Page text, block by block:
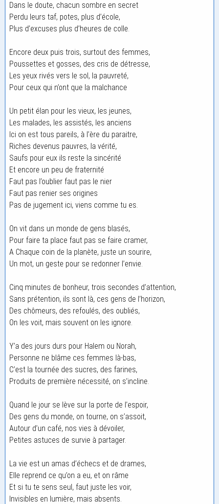
Dans le doute, chacun sombre en secret
Perdu leurs taf, potes, plus d’école,
Plus d’excuses plus d’heures de colle.
Encore deux puis trois, surtout des femmes,
Poussettes et gosses, des cris de détresse,
Les yeux rivés vers le sol, la pauvreté,
Pour ceux qui n’ont que la malchance
Un petit élan pour les vieux, les jeunes,
Les malades, les assistés, les anciens
Ici on est tous pareils, à l’ère du paraitre,
Riches devenus pauvres, la vérité,
Saufs pour eux ils reste la sincérité
Et encore un peu de fraternité
Faut pas l’oublier faut pas le nier
Faut pas renier ses origines
Pas de jugement ici, viens comme tu es.
On vit dans un monde de gens blasés,
Pour faire ta place faut pas se faire cramer,
A Chaque coin de la planète, juste un sourire,
Un mot, un geste pour se redonner l’envie.
Cinq minutes de bonheur, trois secondes d’attention,
Sans prétention, ils sont là, ces gens de l’horizon,
Des chômeurs, des refoulés, des oubliés,
On les voit, mais souvent on les ignore.
Y’a des jours durs pour Halem ou Norah,
Personne ne blâme ces femmes là-bas,
C’est la tournée des sucres, des farines,
Produits de première nécessité, on s’incline.
Quand le jour se lève sur la porte de l’espoir,
Des gens du monde, on tourne, on s’assoit,
Autour d’un café, nos vies à dévoiler,
Petites astuces de survie à partager.
La vie est un amas d’échecs et de drames,
Elle reprend ce qu’on a eu, et on râme
Et si tu te sens seul, faut juste les voir,
Invisibles en lumière, mais absents.